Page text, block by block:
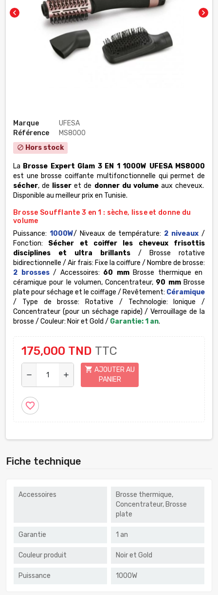
chevron_left chevron_right
Marque
UFESA
Référence
MS8000
block Hors stock
La Brosse Expert Glam 3 EN 1 1000W UFESA MS8000
est une brosse coiffante multifonctionnelle qui permet de
sécher, de lisser et de donner du volumeaux cheveux.
Disponible au meilleur prix en Tunisie.
Brosse Soufflante 3 en 1 : sèche, lisse et donne du
volume
Puissance: 1000W/ Niveaux de température: 2 niveaux /
Fonction: Sécher et coiffer les cheveux frisottis
disciplines et ultra brillants / Brosse rotative
bidirectionnelle / Air frais: Fixe la coiffure / Nombre de brosse:
2 brosses/ Accessoires: 60 mmBrosse thermique en
céramique pour le volumen, Concentrateur, 90 mmBrosse
plate pour séchage et le coiffage / Revêtement: Céramique
/ Type de brosse: Rotative / Technologie: Ionique /
Concentrateur (pour un séchage rapide) / Verrouillage de la
brosse / Couleur: Noir et Gold / Garantie: 1 an.
175,000 TND TTC
remove add
shopping_cart AJOUTER AU
PANIER
favorite_border
Fiche technique
Accessoires
Brosse thermique,
Concentrateur, Brosse
plate
Garantie 1 an
Couleur produit Noir et Gold
Puissance 1000W